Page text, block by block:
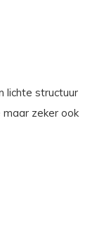
lichte structuur
zeker ook